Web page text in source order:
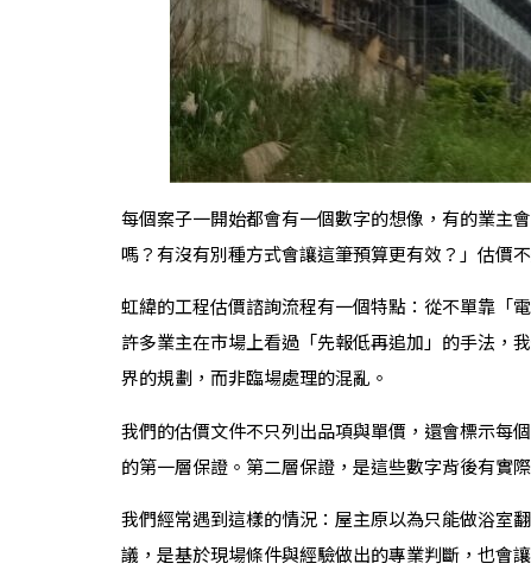
每個案子一開始都會有一個數字的想像，有的業主
嗎？有沒有別種方式會讓這筆預算更有效？」估價
虹緯的工程估價諮詢流程有一個特點：從不單靠「
許多業主在市場上看過「先報低再追加」的手法，
界的規劃，而非臨場處理的混亂。
我們的估價文件不只列出品項與單價，還會標示每
的第一層保證。第二層保證，是這些數字背後有實
我們經常遇到這樣的情況：屋主原以為只能做浴室
議，是基於現場條件與經驗做出的專業判斷，也會